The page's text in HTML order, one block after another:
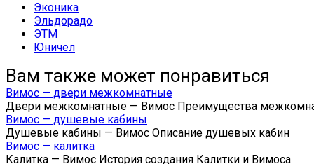
Эконика
Эльдорадо
ЭТМ
Юничел
Вам также может понравиться
Вимос — двери межкомнатные
Двери межкомнатные — Вимос Преимущества
Вимос — душевые кабины
Душевые кабины — Вимос Описание душевых кабин
Вимос — калитка
Калитка — Вимос История создания Калитки и Вимоса